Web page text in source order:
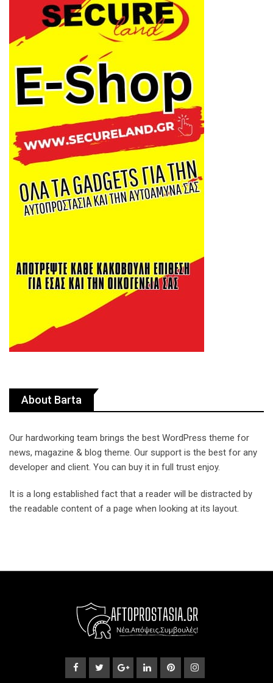
About Barta
Our hardworking team brings the best WordPress theme for
news, magazine & blog theme. Our support is the best for any
developer and client. You can buy it in full trust enjoy.
It is a long established fact that a reader will be distracted by
the readable content of a page when looking at its layout.